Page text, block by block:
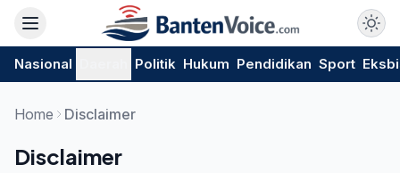
Nasional Politik Hukum Pendidikan Sport
Home Disclaimer
Disclaimer